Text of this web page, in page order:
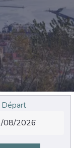
Départ